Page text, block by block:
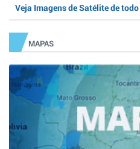
Veja Imagens de Satélite de
MAPAS